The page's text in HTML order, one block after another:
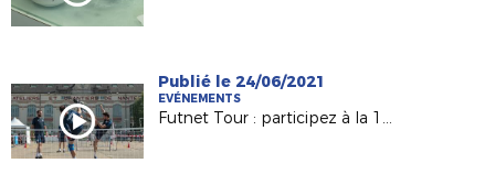
Publié le 24/06/2021
EVÉNEMENTS
Futnet Tour : participez à la 1ère édition de notre tournée !